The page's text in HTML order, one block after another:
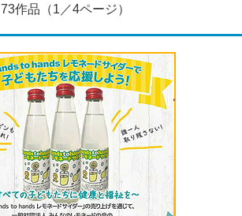
73作品（1／4ページ）